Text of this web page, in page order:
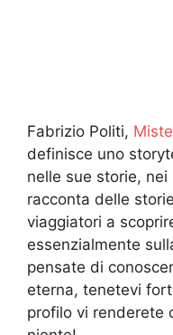
Fabrizio Politi,
definisce uno
nelle sue storie,
racconta delle
viaggiatori a
essenzialmente
pensate di
eterna, tenetevi
profilo vi renderete